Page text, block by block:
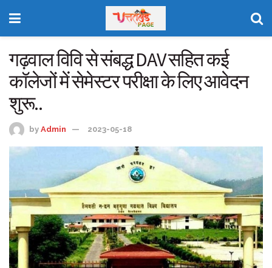
गढ़वाल विवि से संबद्ध DAV सहित कई
कॉलेजों में सेमेस्टर परीक्षा के लिए आवेदन
शुरू..
by Admin 2023-05-18